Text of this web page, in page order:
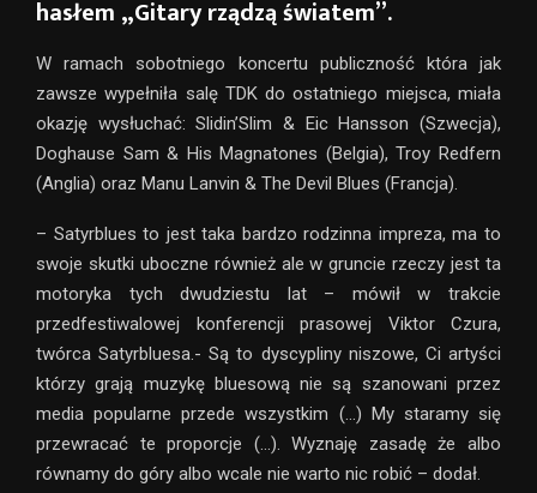
hasłem „Gitary rządzą światem”.
W ramach sobotniego koncertu publiczność która jak
zawsze wypełniła salę TDK do ostatniego miejsca, miała
okazję wysłuchać: Slidin’Slim & Eic Hansson (Szwecja),
Doghause Sam & His Magnatones (Belgia), Troy Redfern
(Anglia) oraz Manu Lanvin & The Devil Blues (Francja).
– Satyrblues to jest taka bardzo rodzinna impreza, ma to
swoje skutki uboczne również ale w gruncie rzeczy jest ta
motoryka tych dwudziestu lat – mówił w trakcie
przedfestiwalowej konferencji prasowej Viktor Czura,
twórca Satyrbluesa.- Są to dyscypliny niszowe, Ci artyści
którzy grają muzykę bluesową nie są szanowani przez
media popularne przede wszystkim (…) My staramy się
przewracać te proporcje (…). Wyznaję zasadę że albo
równamy do góry albo wcale nie warto nic robić – dodał.